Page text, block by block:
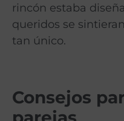
rincón estaba
queridos se
tan único.
Consejos